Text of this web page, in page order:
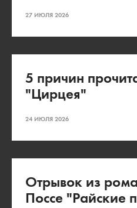
27 ИЮЛЯ 2026
5 причин
"Цирцея"
24 ИЮЛЯ 2026
Отрывок из
Поссе "Райские